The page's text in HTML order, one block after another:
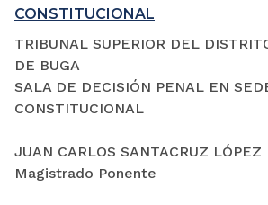
CONSTITUCIONAL
TRIBUNAL SUPERIOR DEL
DE BUGA
SALA DE DECISIÓN PENAL EN
CONSTITUCIONAL
JUAN CARLOS SANTACRUZ LÓPEZ
Magistrado Ponente